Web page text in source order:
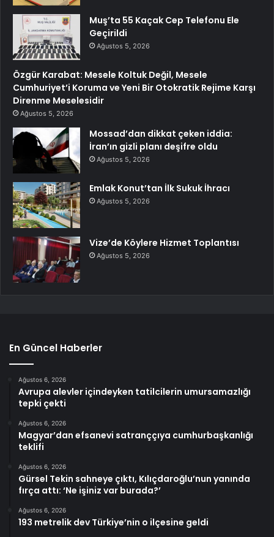
Muş’ta 55 Kaçak Cep Telefonu Ele
Geçirildi
Ağustos 5, 2026
Özgür Karabat: Mesele Koltuk Değil, Mesele
Cumhuriyet’i Koruma ve Yeni Bir Otokratik Rejime Karşı
Direnme Meselesidir
Ağustos 5, 2026
Mossad’dan dikkat çeken iddia:
İran’ın gizli planı deşifre oldu
Ağustos 5, 2026
Emlak Konut’tan İlk Sukuk İhracı
Ağustos 5, 2026
Vize’de Köylere Hizmet Toplantısı
Ağustos 5, 2026
En Güncel Haberler
Ağustos 6, 2026
Avrupa alevler içindeyken tatilcilerin umursamazlığı
tepki çekti
Ağustos 6, 2026
Magyar’dan efsanevi satranççıya cumhurbaşkanlığı
teklifi
Ağustos 6, 2026
Gürsel Tekin sahneye çıktı, Kılıçdaroğlu’nun yanında
fırça attı: ‘Ne işiniz var burada?’
Ağustos 6, 2026
193 metrelik dev Türkiye’nin o ilçesine geldi